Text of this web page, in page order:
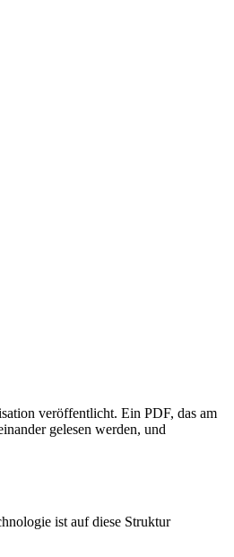
veröffentlicht. Ein PDF, das am
gelesen werden, und
ist auf diese Struktur